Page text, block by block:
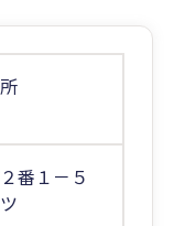
番１－５